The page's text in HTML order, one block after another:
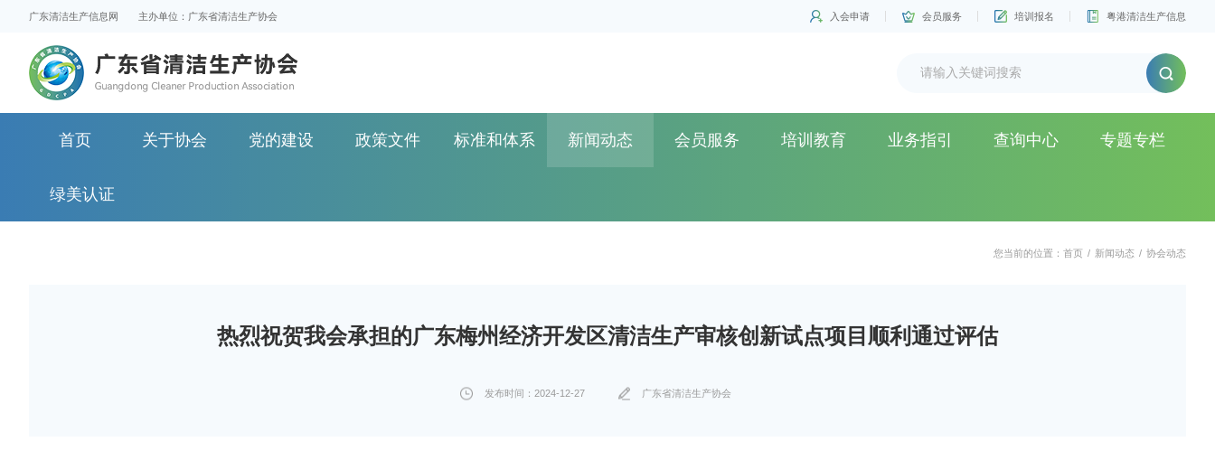
广东清洁生产信息网 主办单位：广东省清洁生产协会 入会申请 会员服务 培训报名 粤港清洁生产信息
首页 关于协会 党的建设 政策文件 标准和体系 新闻动态 会员服务 培训教育 业务指引 查询中心 专题专栏
绿美认证
您当前的位置： 首页 / 新闻动态 / 协会动态
热烈祝贺我会承担的广东梅州经济开发区清洁生产审核创新试点项目顺利通过评估
发布时间：2024-12-27 广东省清洁生产协会